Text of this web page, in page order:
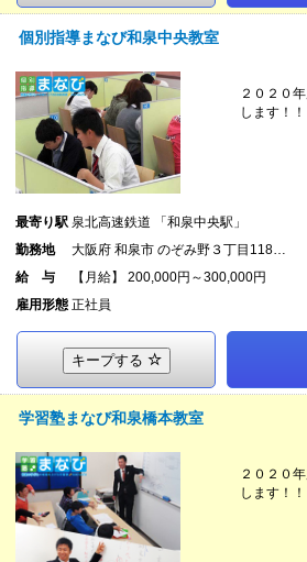
個別指導まなび和泉中央教室
２０２０
します！！
最寄り駅 泉北高速鉄道 「和泉中央駅」
勤務地
大阪府 和泉市 のぞみ野３丁目118…
給 与
【月給】 200,000円～300,000円
雇用形態 正社員
キープする
学習塾まなび和泉橋本教室
２０２０
します！！